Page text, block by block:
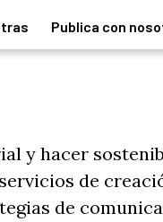
Publica con
y hacer
de
de